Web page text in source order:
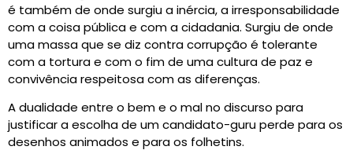
é também de onde surgiu a inércia, a irresponsabilidade
com a coisa pública e com a cidadania. Surgiu de onde
uma massa que se diz contra corrupção é tolerante
com a tortura e com o fim de uma cultura de paz e
convivência respeitosa com as diferenças.
A dualidade entre o bem e o mal no discurso para
justificar a escolha de um candidato-guru perde para os
desenhos animados e para os folhetins.